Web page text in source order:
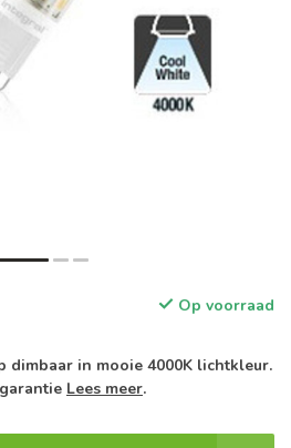
Op voorraad
dimbaar in mooie 4000K lichtkleur.
Lees meer.